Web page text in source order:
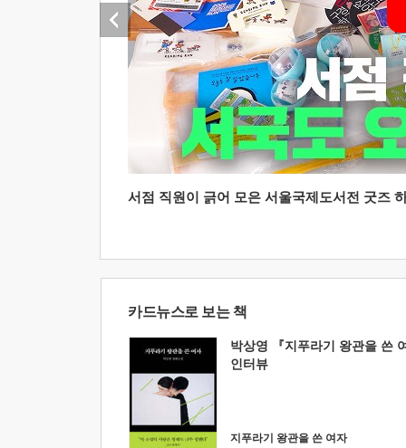
서점 직원이 긁어 모은 서울국제도서전 굿즈
카드뉴스로 보는 책
박상영 『지푸라기 왕관을 쓴
인터뷰
지푸라기 왕관을 쓴 여자